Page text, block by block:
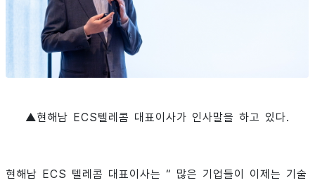
▲현해남 ECS텔레콤 대표이사가 인사말을 하고 있다.
현해남 ECS 텔레콤 대표이사는 “ 많은 기업들이 이제는 기술